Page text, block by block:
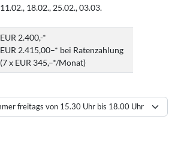
11.02., 18.02., 25.02., 03.03.
EUR 2.400,-*
EUR 2.415,00–* bei Ratenzahlung
(7 x EUR 345,–*/Monat)